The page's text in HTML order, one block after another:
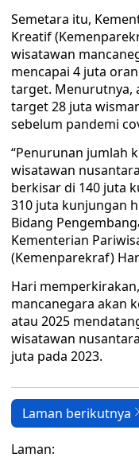
Semetara itu,
Kreatif
wisatawan
mencapai 4 juta
target. Menurutnya,
target 28 juta
sebelum pandemi
“Penurunan jumlah
wisatawan
berkisar di 140 juta
310 juta kunjungan
Bidang
Kementerian
(Kemenparekraf)
Hari
mancanegara akan
atau 2025
wisatawan
juta pada 2023.
Laman berikutnya
Laman: